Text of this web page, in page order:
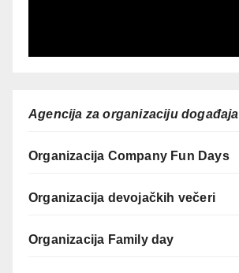
Agencija za organizaciju događaja
Organizacija Company Fun Days
Organizacija devojačkih večeri
Organizacija Family day